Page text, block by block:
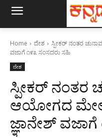
Home ದೇಶ
ಸ್ಪೀಕರ್‌ ನಂತರ
ವಜಾಗೆ ೧೯೩ ಸಂಸದರು ಸಹಿ
ದೇಶ
ಸ್ಪೀಕರ್‌ ನಂತರ
ಆಯೋಗದ ಮೇಲೆ
ಜ್ಞಾನೇಶ್‌